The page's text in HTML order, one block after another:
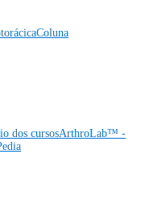
Coluna
dos cursosArthroLab™ -